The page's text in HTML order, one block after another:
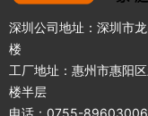
深圳公司地址：深圳市
楼
工厂地址：惠州市惠阳
楼半层
电话：0755-89603006